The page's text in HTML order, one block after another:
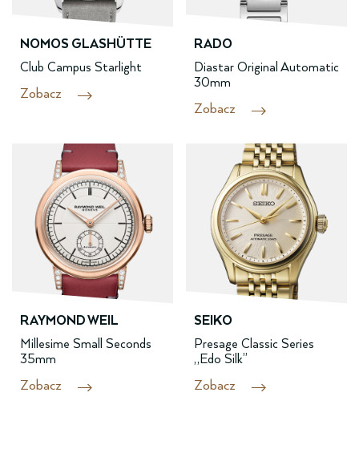
NOMOS GLASHÜTTE
Club Campus Starlight
Zobacz
RADO
Diastar Original Automatic
30mm
Zobacz
RAYMOND WEIL
Millesime Small Seconds
35mm
Zobacz
SEIKO
Presage Classic Series
„Edo Silk”
Zobacz